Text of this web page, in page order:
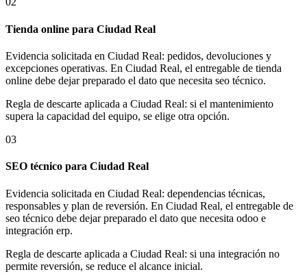
Tienda online para Ciudad Real
Evidencia solicitada en Ciudad Real: pedidos, devoluciones y
excepciones operativas. En Ciudad Real, el entregable de tienda
online debe dejar preparado el dato que necesita seo técnico.
Regla de descarte aplicada a Ciudad Real: si el mantenimiento
supera la capacidad del equipo, se elige otra opción.
03
SEO técnico para Ciudad Real
Evidencia solicitada en Ciudad Real: dependencias técnicas,
responsables y plan de reversión. En Ciudad Real, el entregable de
seo técnico debe dejar preparado el dato que necesita odoo e
integración erp.
Regla de descarte aplicada a Ciudad Real: si una integración no
permite reversión, se reduce el alcance inicial.